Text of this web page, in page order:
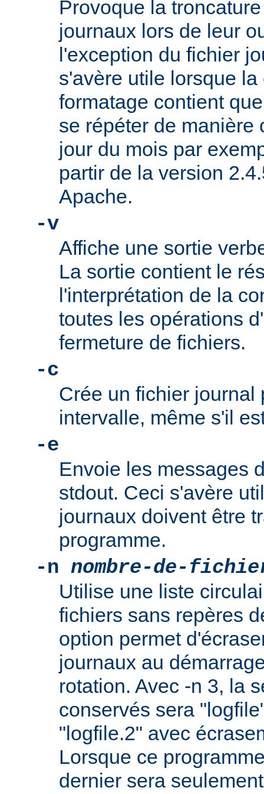
Provoque la
journaux lors de leur
l'exception du fichier
s'avère utile lorsque
formatage contient
se répéter de manière
jour du mois par
partir de la version
Apache.
-v
Affiche une sortie
La sortie contient le
l'interprétation de la
toutes les opérations
fermeture de fichiers.
-c
Crée un fichier journal
intervalle, même s'il
-e
Envoie les messages
stdout. Ceci s'avère
journaux doivent être
programme.
-n nombre-de-
Utilise une liste
fichiers sans repères
option permet
journaux au
rotation. Avec -n 3, la
conservés sera
"logfile.2" avec
Lorsque ce
dernier sera